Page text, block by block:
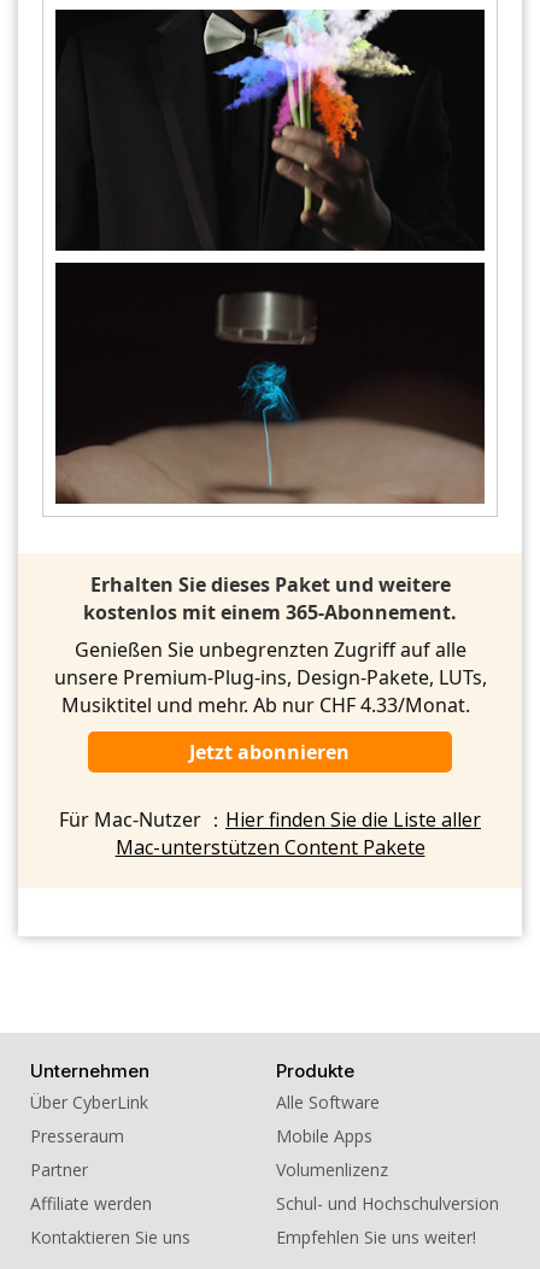
Erhalten Sie dieses Paket und weitere
kostenlos mit einem 365-Abonnement.
Genießen Sie unbegrenzten Zugriff auf alle
unsere Premium-Plug-ins, Design-Pakete, LUTs,
Musiktitel und mehr. Ab nur CHF 4.33/Monat.
Jetzt abonnieren
Für Mac-Nutzer ： Hier finden Sie die Liste aller
Mac-unterstützen Content Pakete
Unternehmen
Über CyberLink
Presseraum
Partner
Affiliate werden
Kontaktieren Sie uns
Produkte
Alle Software
Mobile Apps
Volumenlizenz
Schul- und Hochschulversion
Empfehlen Sie uns weiter!